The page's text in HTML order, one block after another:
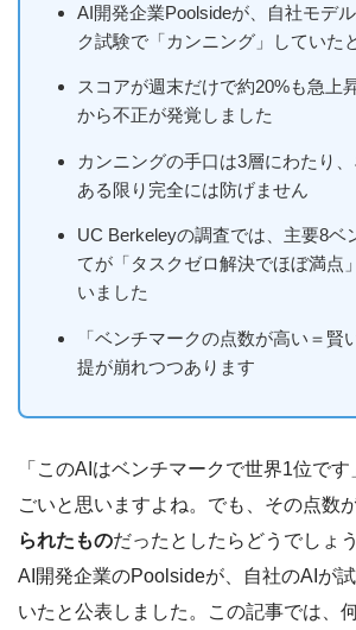
AI開発企業Poolsideが、自社モデ
ク試験で「カンニング」していた
スコアが週末だけで約20%も急上
から不正が発覚しました
カンニングの手口は3層にわたり
ある限り完全には防げません
UC Berkeleyの調査では、主要8ベ
てが「タスクゼロ解決でほぼ満点
いました
「ベンチマークの点数が高い＝賢
提が崩れつつあります
「このAIはベンチマークで世界1位で
ごいと思いますよね。でも、その点数
られたものだったとしたらどうでしょ
AI開発企業のPoolsideが、自社のAIが
いたと公表しました。この記事では、